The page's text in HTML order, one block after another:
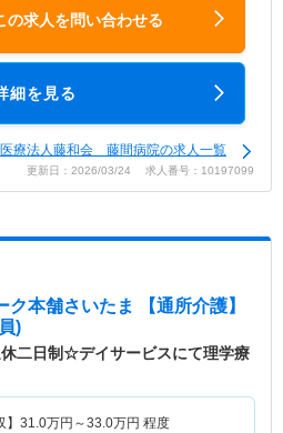
の求人を問い合わせる
細を見る
医療法人藤和会 藤間病院の求人一覧
更新日：2026/03/24 求人番号：10197099
本舗さいたま 【通所介護】
)
休二日制☆デイサービスにて理学療
31.0万円～33.0万円 程度